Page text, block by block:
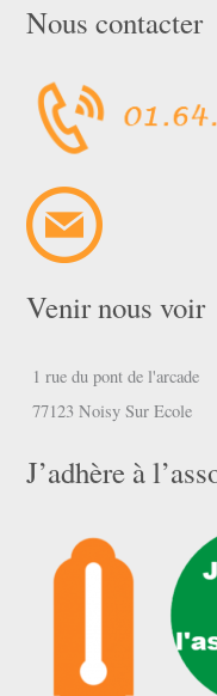
Nous contacter
Venir nous voir
1 rue du pont de l'arcade
77123 Noisy Sur Ecole
J’adhère à